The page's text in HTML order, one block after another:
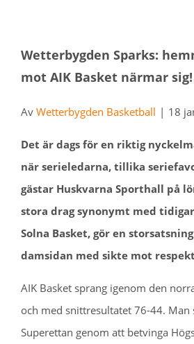
större
bild
Wetterbygden Sparks:
mot AIK Basket närmar sig!
Av Wetterbygden Basketball | 18
Det är dags för en riktig
när serieledarna, tillika
gästar Huskvarna Sporthall på
stora drag synonymt med
Solna Basket, gör en
damsidan med sikte mot
AIK Basket sprang igenom den
och med snittresultatet 76-44. Man
Superettan genom att betvinga